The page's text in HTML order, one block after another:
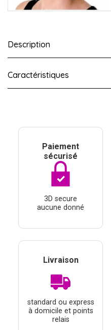
Description
Caractéristiques
Paiement
sécurisé
3D secure
aucune donné
Livraison
standard ou express
à domicile et points
relais